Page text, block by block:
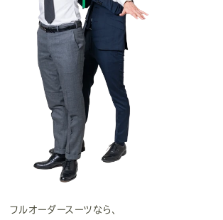
フルオーダースーツなら、